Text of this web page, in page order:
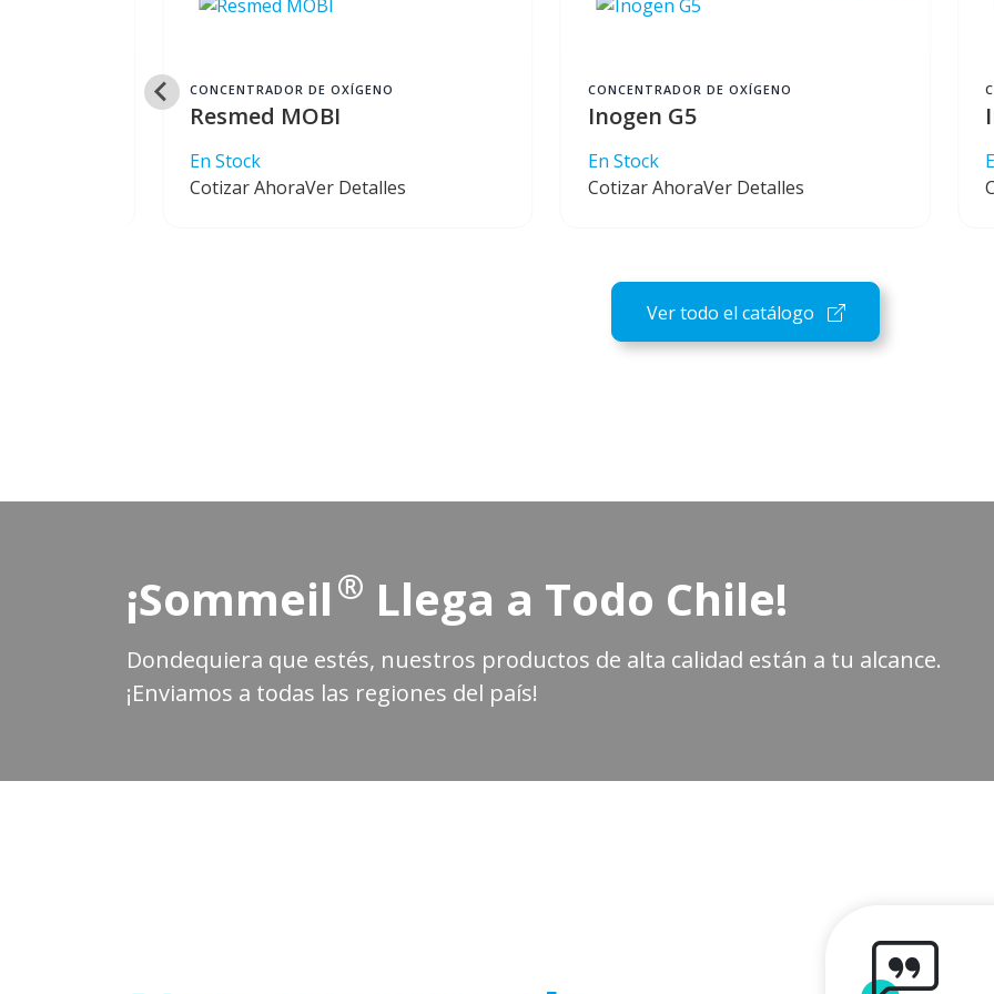
CONCENTRADOR DE OXÍGENO
Resmed MOBI
En Stock
Cotizar AhoraVer Detalles
CONCENTRADOR DE OXÍGENO
Inogen G5
En Stock
Cotizar AhoraVer Detalles
Ver todo el catálogo
¡Sommeil® Llega a Todo Chile!
Dondequiera que estés, nuestros productos de alta calidad están a tu alcance.
¡Enviamos a todas las regiones del país!